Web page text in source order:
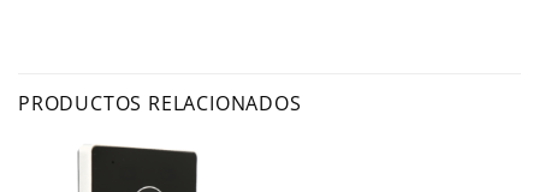
PRODUCTOS RELACIONADOS